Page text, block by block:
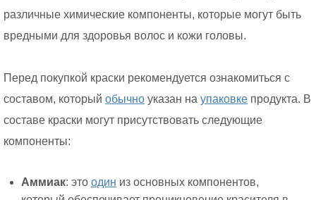
различные химические компоненты, которые могут быть
вредными для здоровья волос и кожи головы.
Перед покупкой краски рекомендуется ознакомиться с
составом, который обычно указан на упаковке продукта. В
составе краски могут присутствовать следующие
компоненты:
Аммиак: это один из основных компонентов,